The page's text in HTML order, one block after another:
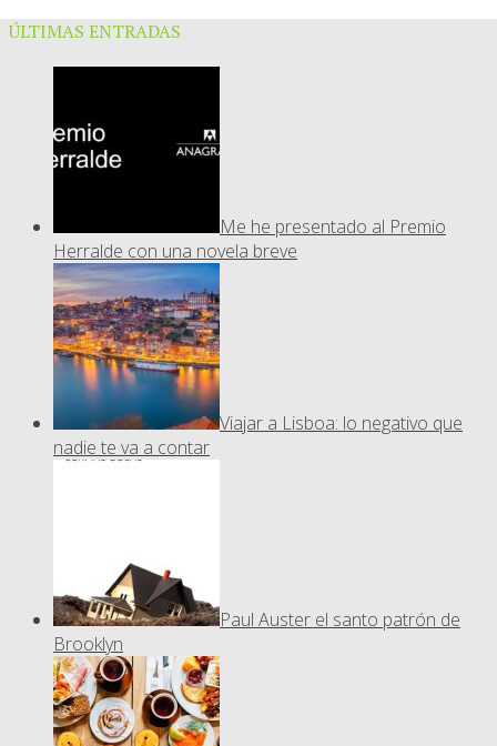
ÚLTIMAS ENTRADAS
Me he presentado al Premio
Herralde con una novela breve
Viajar a Lisboa: lo negativo que
nadie te va a contar
Paul Auster el santo patrón de
Brooklyn